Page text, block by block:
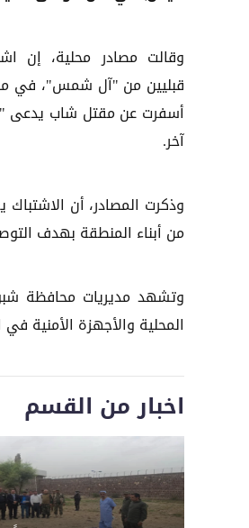
وقالت مصادر محلية، إن
قبليين من "آل شمس"، في
أسفرت عن مقتل شاب يدعى
آخر.
وذكرت المصادر، أن
من أبناء المنطقة بهدف
وتشهد مديريات محافظة
المحلية والأجهزة الأمنية
اخبار من القسم